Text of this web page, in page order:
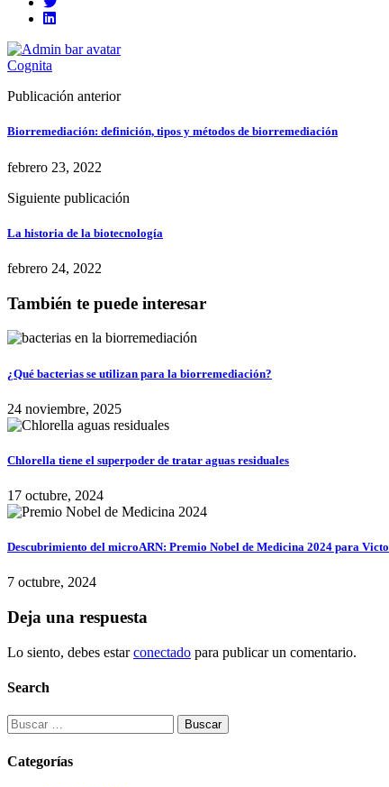
Cognita
Publicación anterior
Biorremediación: definición, tipos y métodos de biorremediación
febrero 23, 2022
Siguiente publicación
La historia de la biotecnología
febrero 24, 2022
También te puede interesar
¿Qué bacterias se utilizan para la biorremediación?
24 noviembre, 2025
Chlorella tiene el superpoder de tratar aguas residuales
17 octubre, 2024
Descubrimiento del microARN: Premio Nobel de Medicina 2024 para
7 octubre, 2024
Deja una respuesta
Lo siento, debes estarconectado para publicar un comentario.
Search
Buscar:
Categorías